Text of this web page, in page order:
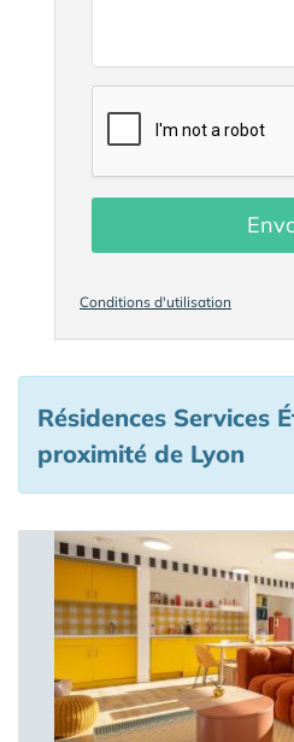
Conditions d'utilisation
Résidences Services
proximité de Lyon